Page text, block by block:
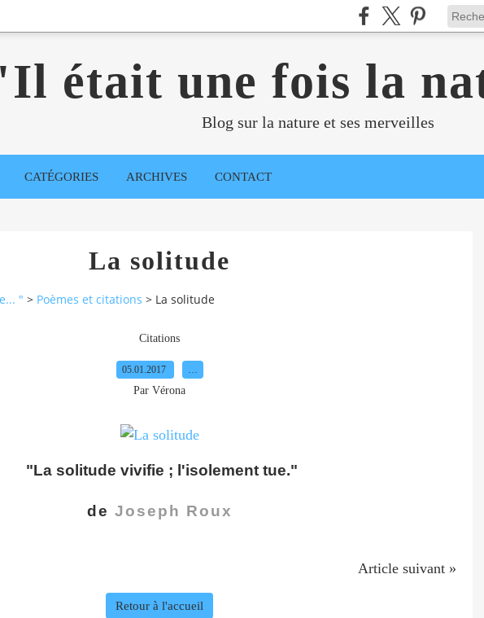
était une fois la
Blog sur la nature et ses merveilles
CATÉGORIES ARCHIVES CONTACT
La solitude
" > Poèmes et citations > La solitude
Citations
05.01.2017
Par Vérona
"La solitude vivifie ; l'isolement tue."
de Joseph Roux
Article suivant »
Retour à l'accueil